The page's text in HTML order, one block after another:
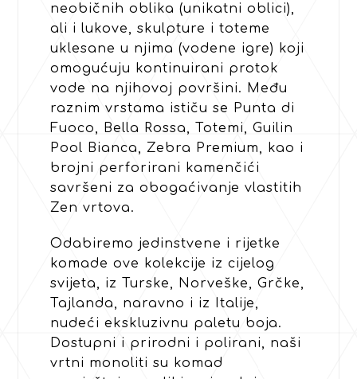
neobičnih oblika (unikatni oblici),
ali i lukove, skulpture i toteme
uklesane u njima (vodene igre) koji
omogućuju kontinuirani protok
vode na njihovoj površini. Među
raznim vrstama ističu se Punta di
Fuoco, Bella Rossa, Totemi, Guilin
Pool Bianca, Zebra Premium, kao i
brojni perforirani kamenčići
savršeni za obogaćivanje vlastitih
Zen vrtova.
Odabiremo jedinstvene i rijetke
komade ove kolekcije iz cijelog
svijeta, iz Turske, Norveške, Grčke,
Tajlanda, naravno i iz Italije,
nudeći ekskluzivnu paletu boja.
Dostupni i prirodni i polirani, naši
vrtni monoliti su komad